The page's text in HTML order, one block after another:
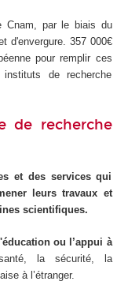
Cnam, par le biais du
d'envergure. 357 000€
pour remplir ces
de recherche
de recherche
et des services qui
leurs travaux et
scientifiques.
ou l’appui à
la sécurité, la
à l’étranger.